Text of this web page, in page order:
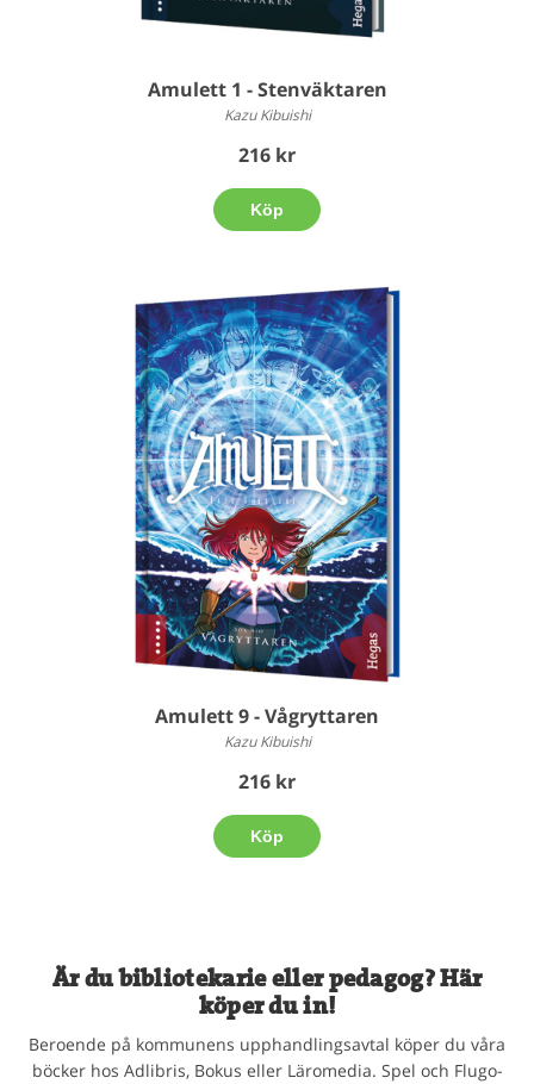
Amulett 1 - Stenväktaren
Kazu Kibuishi
216 kr
Köp
Amulett 9 - Vågryttaren
Kazu Kibuishi
216 kr
Köp
Är du bibliotekarie eller pedagog? Här
köper du in!
Beroende på kommunens upphandlingsavtal köper du våra
böcker hos Adlibris, Bokus eller Läromedia. Spel och Flugo-